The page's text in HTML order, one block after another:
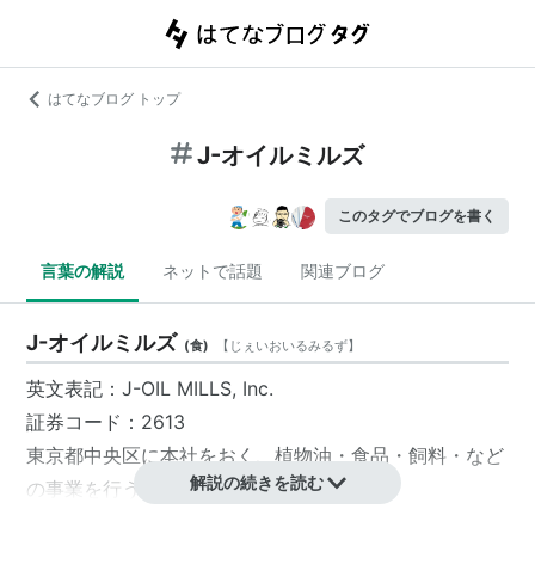
はてなブログ トップ
J-オイルミルズ
このタグでブログを書く
言葉の解説 ネットで話題 関連ブログ
J-オイルミルズ (食) 【 じぇいおいるみるず】
英文表記：J-OIL MILLS, Inc.
証券コード：2613
東京都中央区に本社をおく、植物油・食品・飼料・など
の事業を行う会社。解説の続きを読む